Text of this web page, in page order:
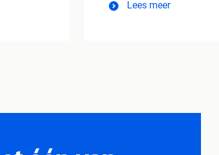
Lees meer